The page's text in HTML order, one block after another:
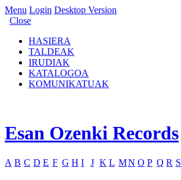
Menu Login Desktop Version
Close
HASIERA
TALDEAK
IRUDIAK
KATALOGOA
KOMUNIKATUAK
Esan Ozenki Records
A B C D E F G H I J K L MN O P Q R S